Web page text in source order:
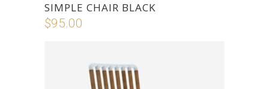
SIMPLE CHAIR BLACK
$95.00